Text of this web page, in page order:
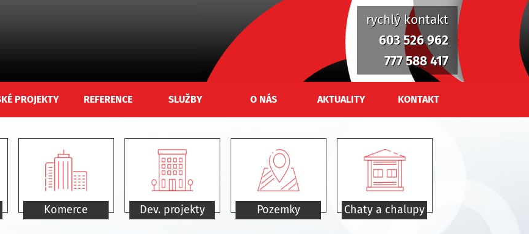
rychlý kontakt
603 526 962
777 588 417
PROJEKTY REFERENCE SLUŽBY O NÁS AKTUALITY KONTAKT
Komerce Dev. projekty Pozemky Chaty a chalupy